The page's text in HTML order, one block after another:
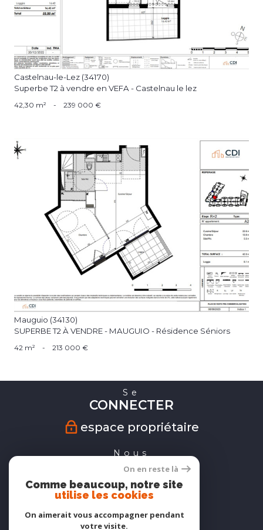
Castelnau-le-Lez (34170)
Superbe T2 à vendre en VEFA - Castelnau le lez
42,30 m² - 239 000 €
voir le bien
Mauguio (34130)
SUPERBE T2 À VENDRE - MAUGUIO - Résidence Séniors
42 m² - 213 000 €
Se
CONNECTER
espace propriétaire
Nous
SUIVRE
Nous
On en reste là
Comme beaucoup, notre site
utilise les cookies
On aimerait vous accompagner pendant
votre visite.